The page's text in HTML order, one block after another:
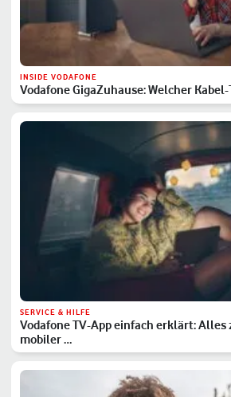
INSIDE VODAFONE
Vodafone GigaZuhause: Welcher
SERVICE & HILFE
Vodafone TV-App einfach erklärt:
mobiler …